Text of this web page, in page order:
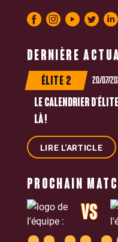
DERNIÈRE
ÉLITE 2 20/07/
LE CALENDRIER
LÀ !
LIRE L'ARTICLE
PROCHAIN
VS